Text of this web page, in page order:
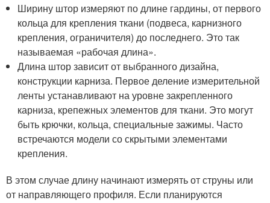
Ширину штор измеряют по длине гардины, от первого
кольца для крепления ткани (подвеса, карнизного
крепления, ограничителя) до последнего. Это так
называемая «рабочая длина».
Длина штор зависит от выбранного дизайна,
конструкции карниза. Первое деление измерительной
ленты устанавливают на уровне закрепленного
карниза, крепежных элементов для ткани. Это могут
быть крючки, кольца, специальные зажимы. Часто
встречаются модели со скрытыми элементами
крепления.
В этом случае длину начинают измерять от струны или
от направляющего профиля. Если планируются